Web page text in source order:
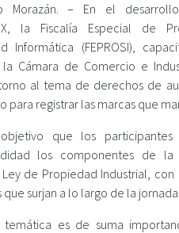
Morazán. – En el
la Fiscalía Especial de
Informática (FEPROSI),
Cámara de Comercio e
torno al tema de derechos de
para registrar las marcas que
que los participantes
los componentes de
de Propiedad Industrial,
surjan a lo largo de la
es de suma